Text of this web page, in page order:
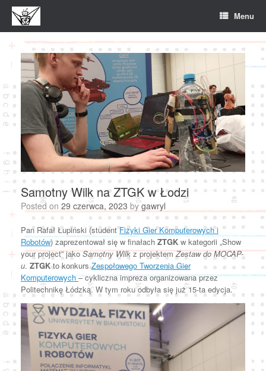
Skip
content
Menu
Samotny Wilk na ZTGK w Łodzi
Posted on 29 czerwca, 2023 bygawryl
Pan Rafał Łupiński (studentFizyki Gier Komputerowych i
Robotów) zaprezentował się w finałach ZTGK w kategorii „Show
your project” jakoSamotny Wilkz projektemZestaw do MOCAP-
u. ZTGKto konkursZespołowego Tworzenia Gier
Komputerowych– cykliczna impreza organizowana przez
Politechnikę Łódzką. W tym roku odbyła się już 15-ta edycja.